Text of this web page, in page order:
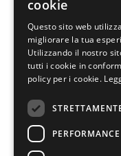
cookie
Questo sito web
migliorare la tua
Utilizzando il nostro
tutti i cookie in
policy per i cookie.
PERFORMANCE